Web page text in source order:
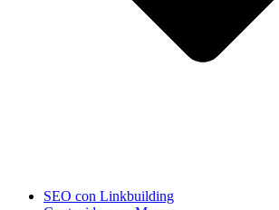
SEO con Linkbuilding